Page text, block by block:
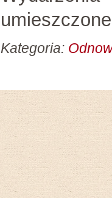
Kategoria: